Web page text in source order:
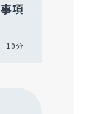
項
10分